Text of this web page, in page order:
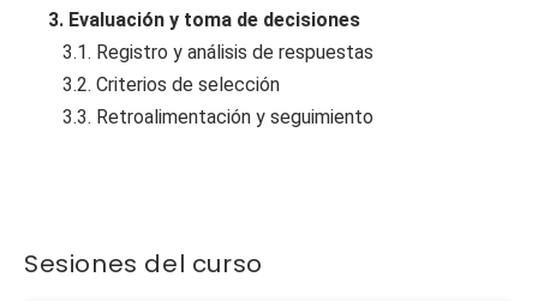
3. Evaluación y toma de decisiones
3.1. Registro y análisis de respuestas
3.2. Criterios de selección
3.3. Retroalimentación y seguimiento
Sesiones del curso